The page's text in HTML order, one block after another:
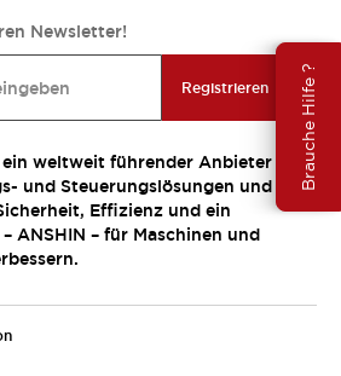
Brauche Hilfe ?
Newsletter!
Registrieren
weltweit führender Anbieter
und Steuerungslösungen und
Effizienz und ein
ANSHIN – für Maschinen und